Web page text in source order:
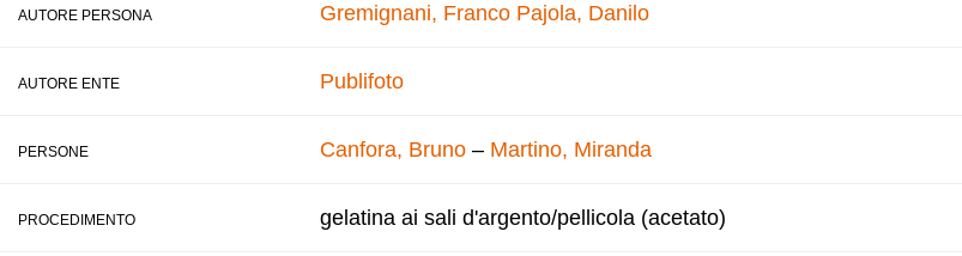
AUTORE PERSONA Gremignani, Franco Pajola, Danilo
AUTORE ENTE Publifoto
PERSONE Canfora, Bruno – Martino, Miranda
PROCEDIMENTO gelatina ai sali d'argento/pellicola (acetato)